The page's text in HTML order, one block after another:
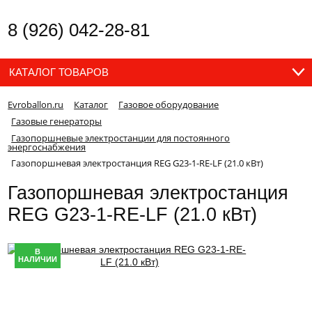
8 (926) 042-28-81
КАТАЛОГ ТОВАРОВ
Evroballon.ru Каталог
Газовое оборудование
Газовые генераторы
Газопоршневые электростанции для постоянного
энергоснабжения
Газопоршневая электростанция REG G23-1-RE-LF (21.0 кВт)
Газопоршневая электростанция
REG G23-1-RE-LF (21.0 кВт)
В
НАЛИЧИИ